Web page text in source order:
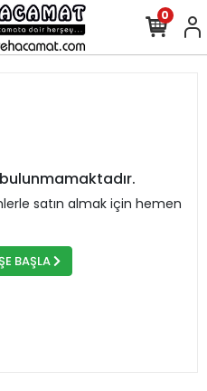
0
satın almak için hemen
BAŞLA